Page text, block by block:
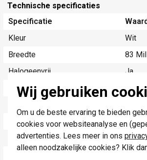
Wij gebruiken
Om u de beste ervaring te bieden
cookies voor websiteanalyse en
advertenties. Lees meer in ons
alleen noodzakelijke cookies? Klik
Technische specificaties
Specificatie
Kleur
Wit
Breedte
83
Halogeenvrij
Ja
Hoogte
83
Aantal eenheden
1
Met klapdeksel
Nee
Tekstveld/beschrijvingsvlak